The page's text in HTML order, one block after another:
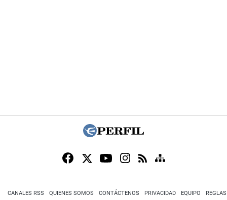
CANALES RSS QUIENES SOMOS CONTÁCTENOS PRIVACIDAD EQUIPO